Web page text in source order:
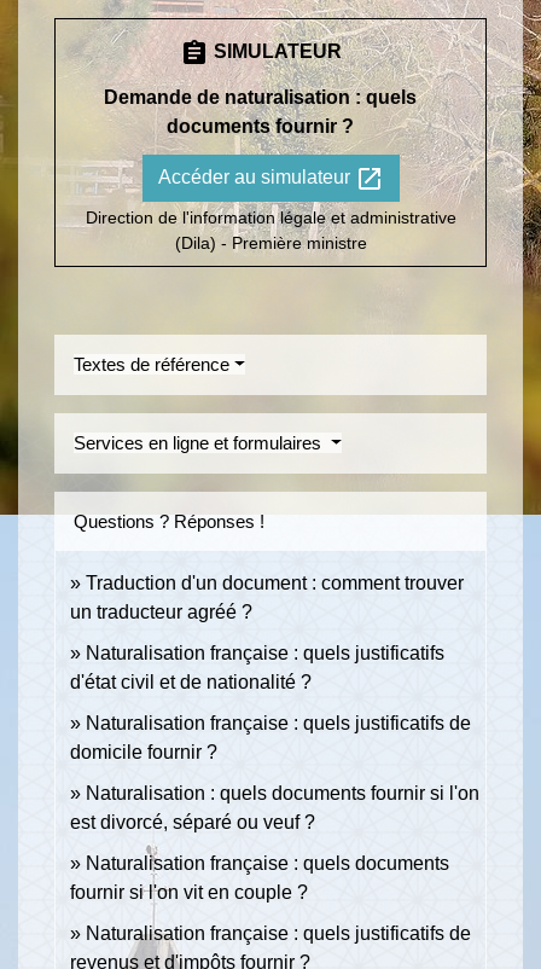
assignment SIMULATEUR
Demande de naturalisation : quels
documents fournir ?
Accéder au simulateur open_in_new
Direction de l'information légale et administrative
(Dila) - Première ministre
Textes de référence
Services en ligne et formulaires
Questions ? Réponses !
Traduction d'un document : comment trouver
un traducteur agréé ?
Naturalisation française : quels justificatifs
d'état civil et de nationalité ?
Naturalisation française : quels justificatifs de
domicile fournir ?
Naturalisation : quels documents fournir si l'on
est divorcé, séparé ou veuf ?
Naturalisation française : quels documents
fournir si l'on vit en couple ?
Naturalisation française : quels justificatifs de
revenus et d'impôts fournir ?